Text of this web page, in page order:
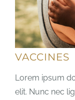
VACCINES
Lorem ipsum
elit. Nunc nec